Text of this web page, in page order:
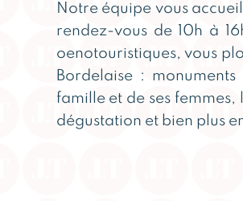
Notre équipe vous
rendez-vous de 10h à
oenotouristiques, vous
Bordelaise :
famille et de ses
dégustation et bien plus